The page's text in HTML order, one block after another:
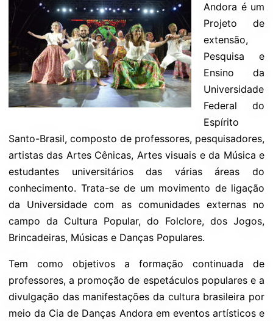
Andora é um
Projeto de
extensão,
Pesquisa e
Ensino da
Universidade
Federal do
Espírito
Santo-Brasil, composto de professores, pesquisadores,
artistas das Artes Cênicas, Artes visuais e da Música e
estudantes universitários das várias áreas do
conhecimento. Trata-se de um movimento de ligação
da Universidade com as comunidades externas no
campo da Cultura Popular, do Folclore, dos Jogos,
Brincadeiras, Músicas e Danças Populares.
Tem como objetivos a formação continuada de
professores, a promoção de espetáculos populares e a
divulgação das manifestações da cultura brasileira por
meio da Cia de Danças Andora em eventos artísticos e